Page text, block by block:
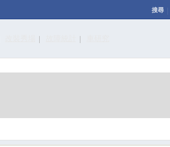
搜尋